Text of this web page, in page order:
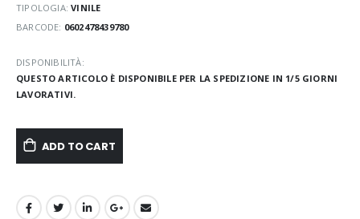
TIPOLOGIA:VINILE
BARCODE: 0602478439780
DISPONIBILITÀ:
QUESTO ARTICOLO È DISPONIBILE PER LA SPEDIZIONE IN 1/5 GIORNI
LAVORATIVI.
ADD TO CART